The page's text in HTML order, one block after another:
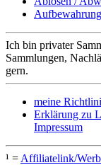
Aufbewahrung
Ich bin privater
Sammlungen,
gern.
meine
Erklärung zu
Impressum
¹ = Affiliatelink/